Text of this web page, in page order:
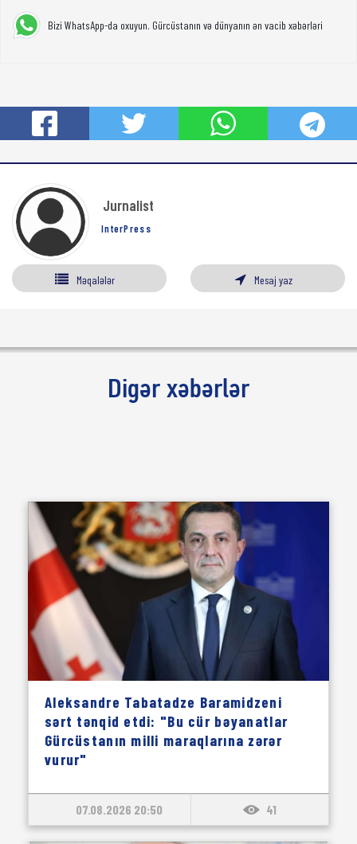
Bizi WhatsApp-da oxuyun. Gürcüstanın və dünyanın ən vacib xəbərləri
Jurnalist
InterPress
Məqalələr Mesaj yaz
Digər xəbərlər
Aleksandre Tabatadze Baramidzeni
sərt tənqid etdi: "Bu cür bəyanatlar
Gürcüstanın milli maraqlarına zərər
vurur"
07.08.2026 20:50 41